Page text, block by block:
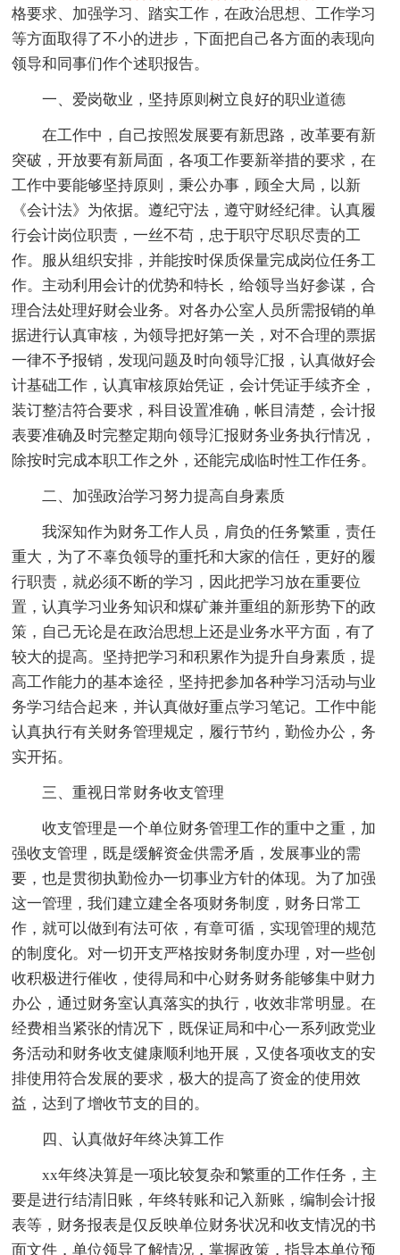
格要求、加强学习、踏实工作，在政治思想、工作学习
等方面取得了不小的进步，下面把自己各方面的表现向
领导和同事们作个述职报告。
一、爱岗敬业，坚持原则树立良好的职业道德
在工作中，自己按照发展要有新思路，改革要有新
突破，开放要有新局面，各项工作要新举措的要求，在
工作中要能够坚持原则，秉公办事，顾全大局，以新
《会计法》为依据。遵纪守法，遵守财经纪律。认真履
行会计岗位职责，一丝不苟，忠于职守尽职尽责的工
作。服从组织安排，并能按时保质保量完成岗位任务工
作。主动利用会计的优势和特长，给领导当好参谋，合
理合法处理好财会业务。对各办公室人员所需报销的单
据进行认真审核，为领导把好第一关，对不合理的票据
一律不予报销，发现问题及时向领导汇报，认真做好会
计基础工作，认真审核原始凭证，会计凭证手续齐全，
装订整洁符合要求，科目设置准确，帐目清楚，会计报
表要准确及时完整定期向领导汇报财务业务执行情况，
除按时完成本职工作之外，还能完成临时性工作任务。
二、加强政治学习努力提高自身素质
我深知作为财务工作人员，肩负的任务繁重，责任
重大，为了不辜负领导的重托和大家的信任，更好的履
行职责，就必须不断的学习，因此把学习放在重要位
置，认真学习业务知识和煤矿兼并重组的新形势下的政
策，自己无论是在政治思想上还是业务水平方面，有了
较大的提高。坚持把学习和积累作为提升自身素质，提
高工作能力的基本途径，坚持把参加各种学习活动与业
务学习结合起来，并认真做好重点学习笔记。工作中能
认真执行有关财务管理规定，履行节约，勤俭办公，务
实开拓。
三、重视日常财务收支管理
收支管理是一个单位财务管理工作的重中之重，加
强收支管理，既是缓解资金供需矛盾，发展事业的需
要，也是贯彻执勤俭办一切事业方针的体现。为了加强
这一管理，我们建立建全各项财务制度，财务日常工
作，就可以做到有法可依，有章可循，实现管理的规范
的制度化。对一切开支严格按财务制度办理，对一些创
收积极进行催收，使得局和中心财务财务能够集中财力
办公，通过财务室认真落实的执行，收效非常明显。在
经费相当紧张的情况下，既保证局和中心一系列政党业
务活动和财务收支健康顺利地开展，又使各项收支的安
排使用符合发展的要求，极大的提高了资金的使用效
益，达到了增收节支的目的。
四、认真做好年终决算工作
xx年终决算是一项比较复杂和繁重的工作任务，主
要是进行结清旧账，年终转账和记入新账，编制会计报
表等，财务报表是仅反映单位财务状况和收支情况的书
面文件，单位领导了解情况，掌握政策，指导本单位预